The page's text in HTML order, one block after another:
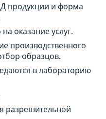
продукции и форма
оказание услуг.
производственного
образцов.
в лабораторию
разрешительной